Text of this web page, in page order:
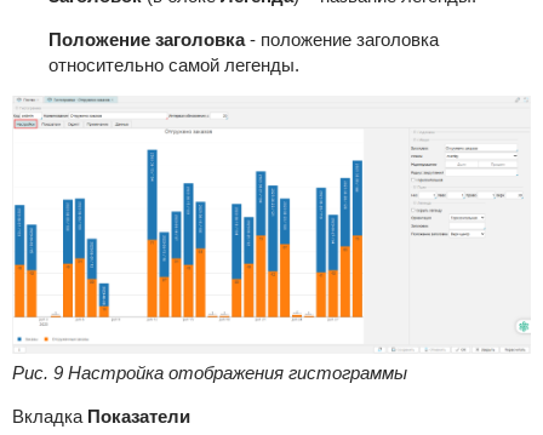
Положение заголовка- положение заголовка
относительно самой легенды.
Рис. 9 Настройка отображения гистограммы
Вкладка Показатели